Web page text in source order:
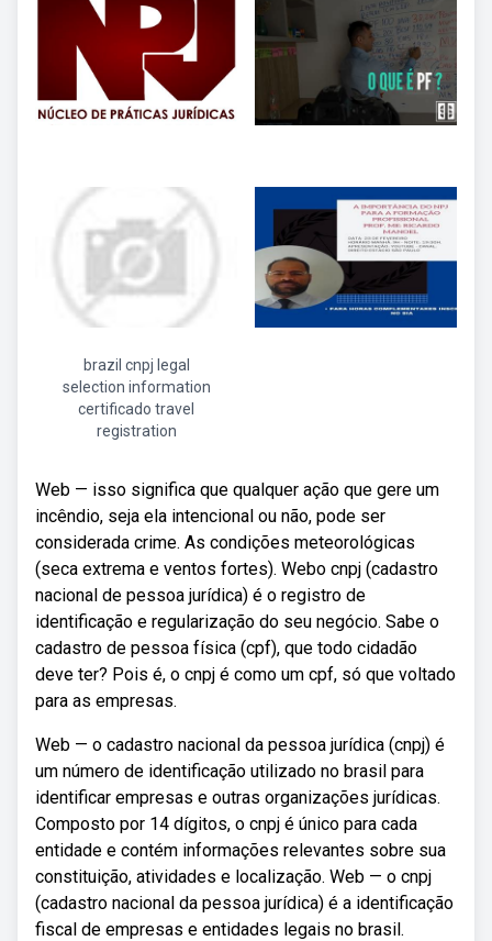
brazil cnpj legal
selection information
certificado travel
registration
Web — isso significa que qualquer ação que gere um
incêndio, seja ela intencional ou não, pode ser
considerada crime. As condições meteorológicas
(seca extrema e ventos fortes). Webo cnpj (cadastro
nacional de pessoa jurídica) é o registro de
identificação e regularização do seu negócio. Sabe o
cadastro de pessoa física (cpf), que todo cidadão
deve ter? Pois é, o cnpj é como um cpf, só que voltado
para as empresas.
Web — o cadastro nacional da pessoa jurídica (cnpj) é
um número de identificação utilizado no brasil para
identificar empresas e outras organizações jurídicas.
Composto por 14 dígitos, o cnpj é único para cada
entidade e contém informações relevantes sobre sua
constituição, atividades e localização. Web — o cnpj
(cadastro nacional da pessoa jurídica) é a identificação
fiscal de empresas e entidades legais no brasil.